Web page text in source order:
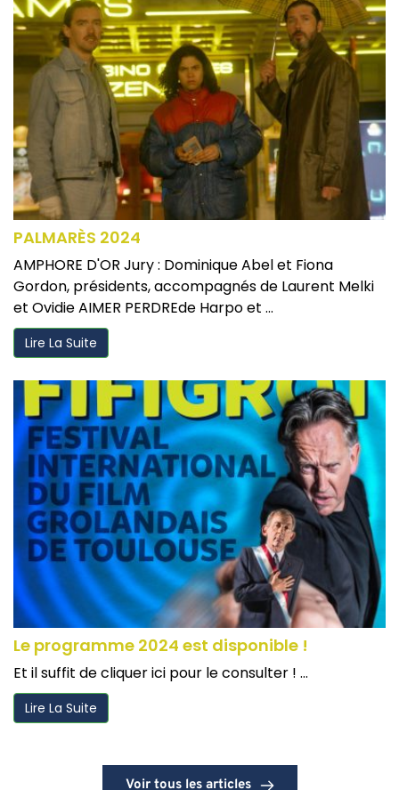
PALMARÈS 2024
AMPHORE D'OR Jury : Dominique Abel et Fiona
Gordon, présidents, accompagnés de Laurent Melki
et Ovidie AIMER PERDREde Harpo et ...
Lire La Suite
Le programme 2024 est disponible !
Et il suffit de cliquer ici pour le consulter ! ...
Lire La Suite
Voir tous les articles